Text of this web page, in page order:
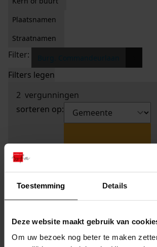
Toestemming Details
Deze website maakt gebruik van
Om uw bezoek nog beter te maken
Plaatsnamen
Straatnamen
Filter:
Filters legen
2 vergunningen
sorteren op: